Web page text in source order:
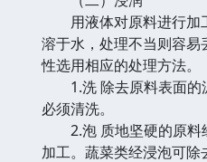
用液体对原料进行加
溶于水，处理不当则容
性选用相应的处理方法。
1.洗 除去原料表面的
必须清洗。
2.泡 质地坚硬的原料
加工。蔬菜类经浸泡可除